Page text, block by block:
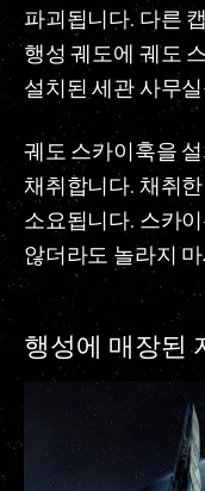
파괴됩니다. 다른
행성 궤도에 궤도
설치된 세관 사무
궤도 스카이훅을
채취합니다. 채취
소요됩니다. 스카
않더라도 놀라지
행성에 매장된